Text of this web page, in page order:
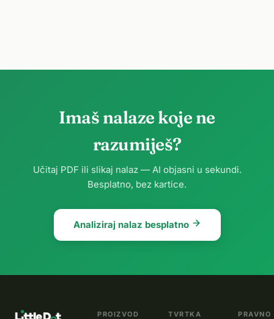
Imaš nalaze koje ne
razumiješ?
Učitaj PDF ili slikaj nalaz — AI objasni u sekundi.
Besplatno, bez kartice.
Analiziraj nalaz besplatno
PROIZVOD TVRTKA PRAVNO